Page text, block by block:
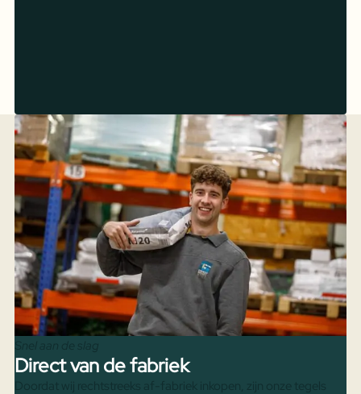
Direct van de fabriek